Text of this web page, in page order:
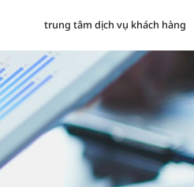
trung tâm dịch vụ khách hàng